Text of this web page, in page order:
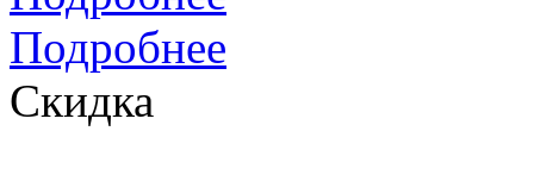
Подробнее
Скидка